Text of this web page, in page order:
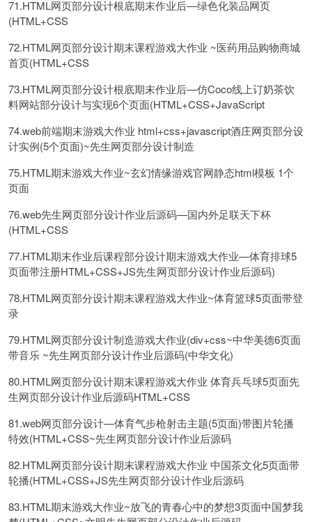
71.HTML网页部分设计根底期末作业后—绿色化装品网页
(HTML+CSS
72.HTML网页部分设计期末课程游戏大作业 ~医药用品购物商城
首页(HTML+CSS
73.HTML网页部分设计根底期末作业后—仿Coco线上订奶茶饮
料网站部分设计与实现6个页面(HTML+CSS+JavaScript
74.web前端期末游戏大作业 html+css+javascript酒庄网页部分设
计实例(5个页面)~先生网页部分设计制造
75.HTML期末游戏大作业~玄幻情缘游戏官网静态html模板 1个
页面
76.web先生网页部分设计作业后源码—国内外足联天下杯
(HTML+CSS
77.HTML期末作业后课程部分设计期末游戏大作业—体育排球5
页面带注册HTML+CSS+JS先生网页部分设计作业后源码)
78.HTML网页部分设计期末课程游戏大作业~体育篮球5页面带登
录
79.HTML网页部分设计制造游戏大作业(div+css~中华美德6页面
带音乐 ~先生网页部分设计作业后源码(中华文化)
80.HTML网页部分设计期末课程游戏大作业 体育兵乓球5页面先
生网页部分设计作业后源码HTML+CSS
81.web网页部分设计—体育气步枪射击主题(5页面)带图片轮播
特效(HTML+CSS~先生网页部分设计作业后源码
82.HTML网页部分设计期末课程游戏大作业 中国茶文化5页面带
轮播(HTML+CSS+JS先生网页部分设计作业后源码
83.HTML期末游戏大作业~放飞的青春心中的梦想3页面中国梦我